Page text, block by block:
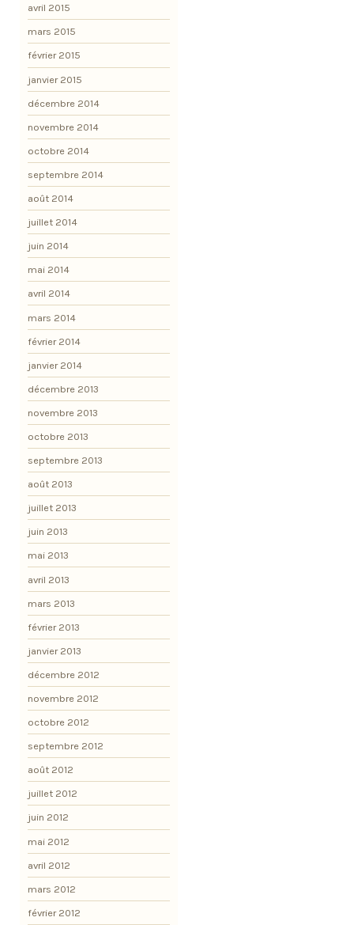
avril 2015
mars 2015
février 2015
janvier 2015
décembre 2014
novembre 2014
octobre 2014
septembre 2014
août 2014
juillet 2014
juin 2014
mai 2014
avril 2014
mars 2014
février 2014
janvier 2014
décembre 2013
novembre 2013
octobre 2013
septembre 2013
août 2013
juillet 2013
juin 2013
mai 2013
avril 2013
mars 2013
février 2013
janvier 2013
décembre 2012
novembre 2012
octobre 2012
septembre 2012
août 2012
juillet 2012
juin 2012
mai 2012
avril 2012
mars 2012
février 2012